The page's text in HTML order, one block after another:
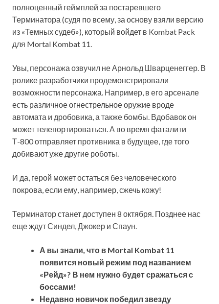
полноценный геймплей за постаревшего
Терминатора (судя по всему, за основу взяли версию
из «Темных судеб»), который войдет в Kombat Pack
для Mortal Kombat 11.
Увы, персонажа озвучил не Арнольд Шварценеггер. В
ролике разработчики продемонстрировали
возможности персонажа. Например, в его арсенале
есть различное огнестрельное оружие вроде
автомата и дробовика, а также бомбы. Вдобавок он
может телепортироваться. А во время фаталити
Т-800 отправляет противника в будущее, где того
добивают уже другие роботы.
И да, герой может остаться без человеческого
покрова, если ему, например, сжечь кожу!
Терминатор станет доступен 8 октября. Позднее нас
еще ждут Синдел, Джокер и Спаун.
А вы знали, что в Mortal Kombat 11
появится новый режим под названием
«Рейд»? В нем нужно будет сражаться с
боссами!
Недавно новичок победил звезду